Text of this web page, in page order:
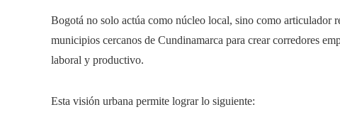
Bogotá no solo actúa como núcleo local, sino como
municipios cercanos de Cundinamarca para crear corredores
laboral y productivo.
Esta visión urbana permite lograr lo siguiente: